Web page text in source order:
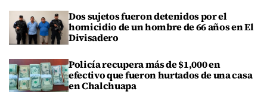
Dos sujetos fueron detenidos por el
homicidio de un hombre de 66 años en El
Divisadero
Policía recupera más de $1,000 en
efectivo que fueron hurtados de una casa
en Chalchuapa